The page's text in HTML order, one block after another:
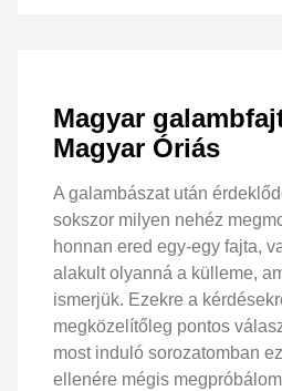
Magyar
Magyar Óriás
A galambászat után
sokszor milyen nehéz
honnan ered egy-egy fajta,
alakult olyanná a külleme,
ismerjük. Ezekre a
megközelítőleg pontos
most induló sorozatomban
ellenére mégis